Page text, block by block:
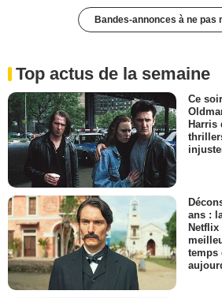
Bandes-annonces à ne pas
Top actus de la semaine
Ce
Harris
ans :
Netflix
temps